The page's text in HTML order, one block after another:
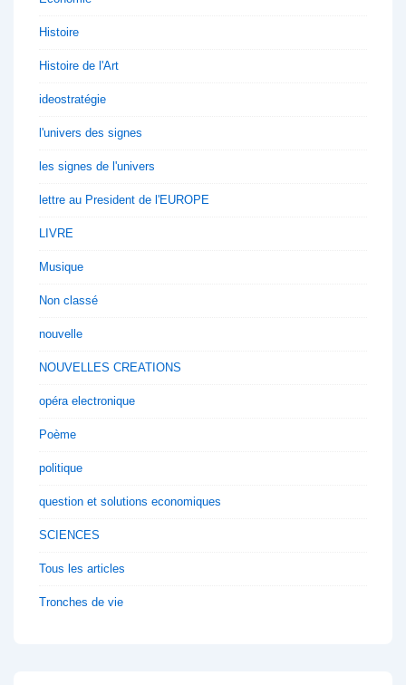
Histoire
Histoire de l'Art
ideostratégie
l'univers des signes
les signes de l'univers
lettre au President de l'EUROPE
LIVRE
Musique
Non classé
nouvelle
NOUVELLES CREATIONS
opéra electronique
Poème
politique
question et solutions economiques
SCIENCES
Tous les articles
Tronches de vie